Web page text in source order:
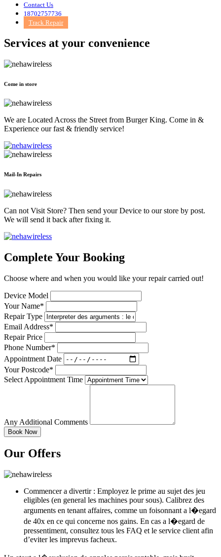
Contact Us
18702757736
Track Repair
Services at your convenience
Come in store
We are Located Across the Street from Burger King. Come in &
Experience our fast & friendly service!
Mail-In Repairs
Can not Visit Store? Then send your Device to our store by post.
We will send it back after fixing it.
Complete Your Booking
Choose where and when you would like your repair carried out!
Device Model
Your Name*
Repair Type
Email Address*
Repair Price
Phone Number*
Appointment Date
Your Postcode*
Select Appointment Time
Any Additional Comments
Our Offers
Commencer a divertir : Employez le prime au sujet des jeu
eligibles (en general les machines pour sous). Calibrez des
arguments en tenant affaires, comme un foisonnant a l�egard
de 40x en ce qui concerne nos gains. En cas a l�egard de
pressentiment, consultez tous les FAQ et le service client afin
d’eviter les imprevus facheux.